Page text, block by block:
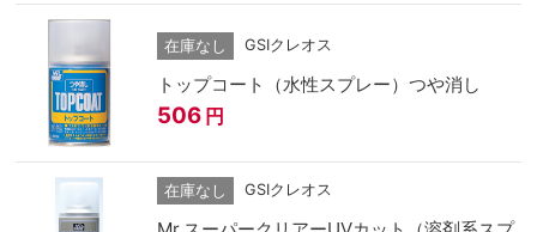
在庫なし GSIクレオス
トップコート（水性スプレー）つや消し
506 円
在庫なし GSIクレオス